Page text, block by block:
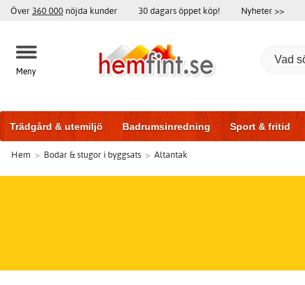
Över 360 000 nöjda kunder 30 dagars öppet köp! Nyheter >>
Meny
Trädgård & utemiljö Badrumsinredning Sport & fritid
Badrumsmöbler Träningsutrustning
Hem > Bodar & stugor i byggsats > Altantak